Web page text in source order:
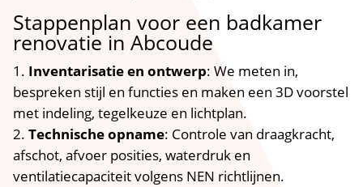
Stappenplan voor een badkamer
renovatie in Abcoude
Inventarisatie en ontwerp: We meten in,
bespreken stijl en functies en maken een 3D voorstel
met indeling, tegelkeuze en lichtplan.​
Technische opname: Controle van draagkracht,
afschot, afvoer posities, waterdruk en
ventilatiecapaciteit volgens NEN richtlijnen.​